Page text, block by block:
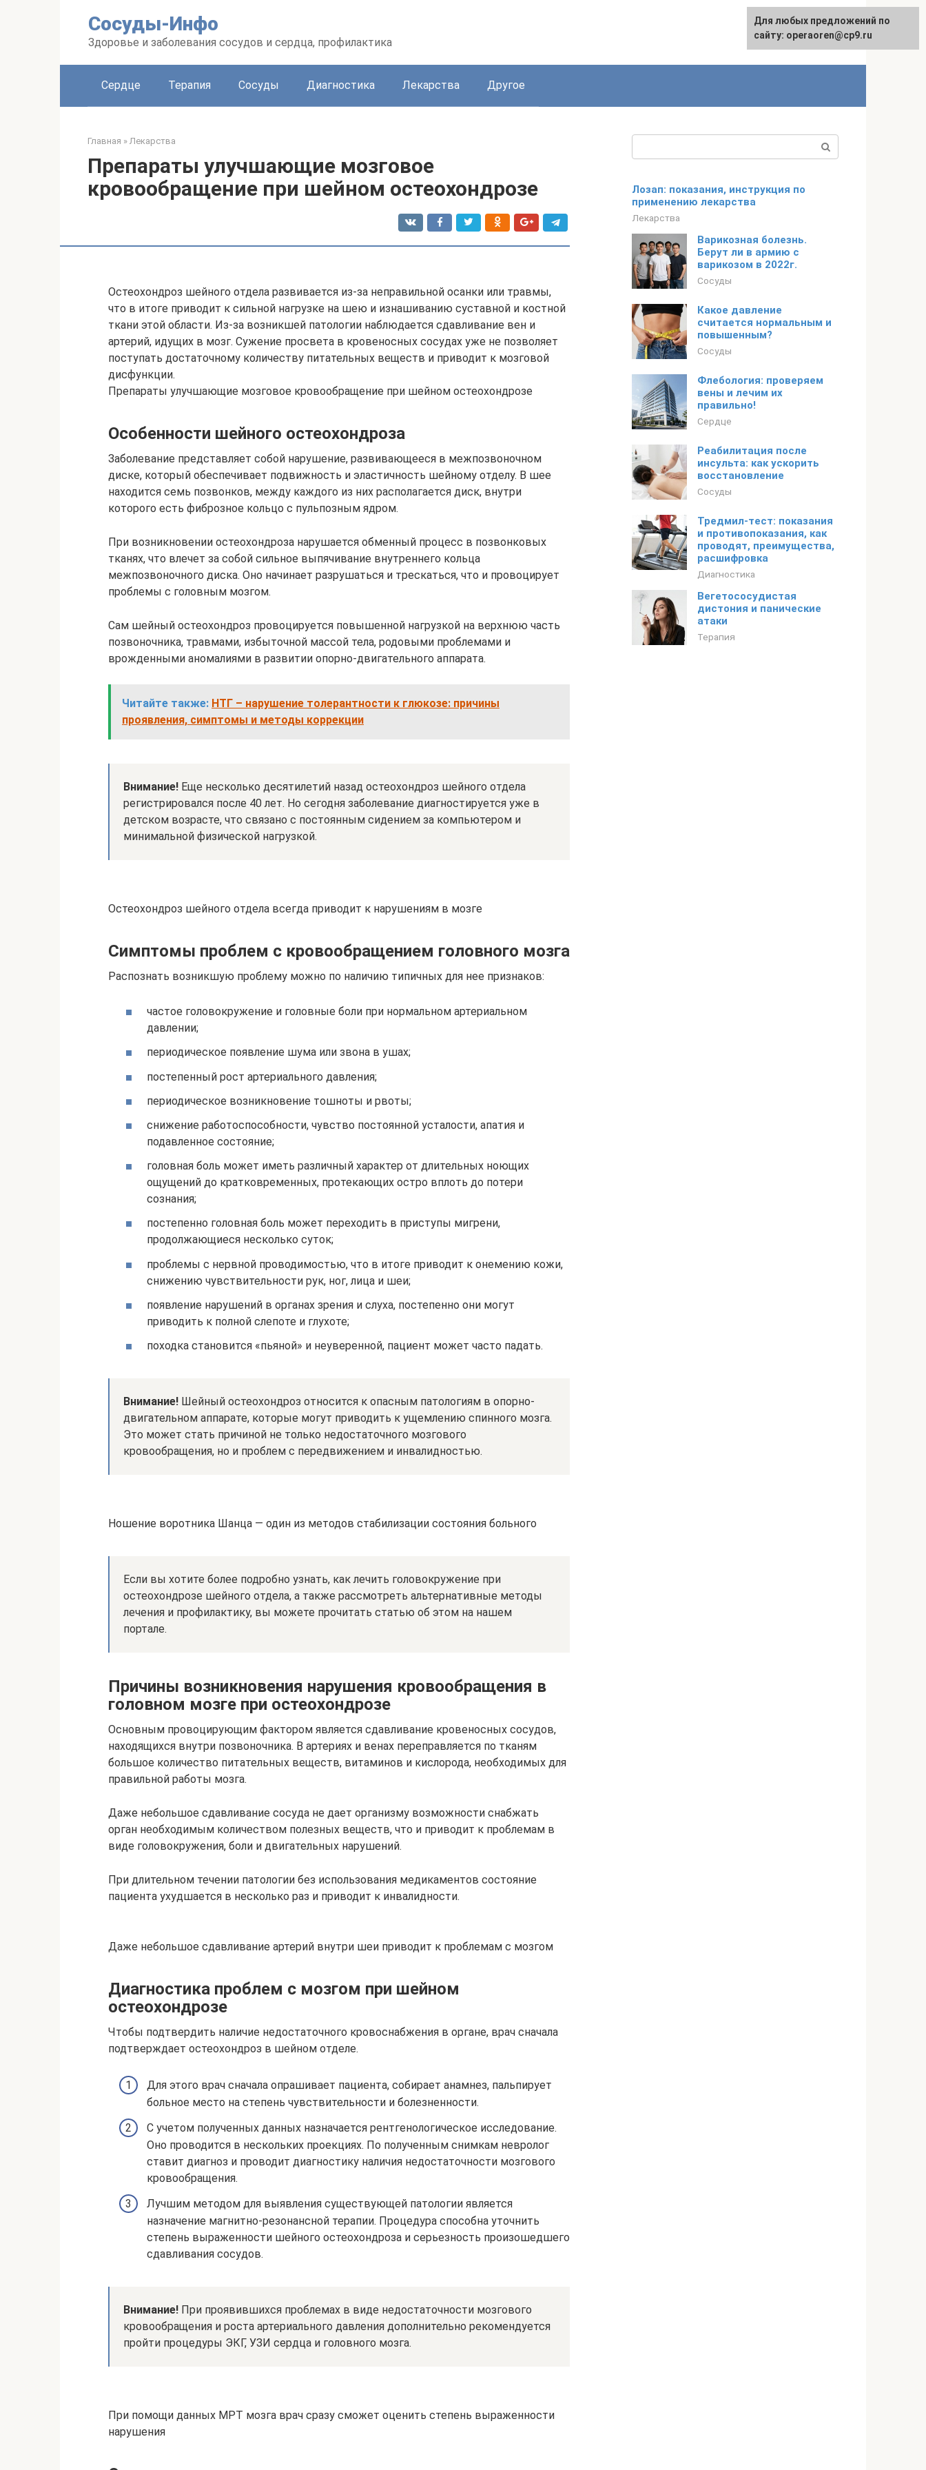
Сосуды-Инфо
Здоровье и заболевания сосудов и сердца, профилактика
Сердце Терапия Сосуды Диагностика Лекарства Другое
Главная » Лекарства
Препараты улучшающие мозговое
кровообращение при шейном остеохондрозе
Остеохондроз шейного отдела развивается из-за неправильной осанки или травмы,
что в итоге приводит к сильной нагрузке на шею и изнашиванию суставной и костной
ткани этой области. Из-за возникшей патологии наблюдается сдавливание вен и
артерий, идущих в мозг. Сужение просвета в кровеносных сосудах уже не позволяет
поступать достаточному количеству питательных веществ и приводит к мозговой
дисфункции.
Препараты улучшающие мозговое кровообращение при шейном остеохондрозе
Особенности шейного остеохондроза
Заболевание представляет собой нарушение, развивающееся в межпозвоночном
диске, который обеспечивает подвижность и эластичность шейному отделу. В шее
находится семь позвонков, между каждого из них располагается диск, внутри
которого есть фиброзное кольцо с пульпозным ядром.
При возникновении остеохондроза нарушается обменный процесс в позвонковых
тканях, что влечет за собой сильное выпячивание внутреннего кольца
межпозвоночного диска. Оно начинает разрушаться и трескаться, что и провоцирует
проблемы с головным мозгом.
Сам шейный остеохондроз провоцируется повышенной нагрузкой на верхнюю часть
позвоночника, травмами, избыточной массой тела, родовыми проблемами и
врожденными аномалиями в развитии опорно-двигательного аппарата.
Читайте также: НТГ – нарушение толерантности к глюкозе: причины
проявления, симптомы и методы коррекции
Внимание! Еще несколько десятилетий назад остеохондроз шейного отдела
регистрировался после 40 лет. Но сегодня заболевание диагностируется уже в
детском возрасте, что связано с постоянным сидением за компьютером и
минимальной физической нагрузкой.
Остеохондроз шейного отдела всегда приводит к нарушениям в мозге
Симптомы проблем с кровообращением головного мозга
Распознать возникшую проблему можно по наличию типичных для нее признаков:
частое головокружение и головные боли при нормальном артериальном
давлении;
периодическое появление шума или звона в ушах;
постепенный рост артериального давления;
периодическое возникновение тошноты и рвоты;
снижение работоспособности, чувство постоянной усталости, апатия и
подавленное состояние;
головная боль может иметь различный характер от длительных ноющих
ощущений до кратковременных, протекающих остро вплоть до потери
сознания;
постепенно головная боль может переходить в приступы мигрени,
продолжающиеся несколько суток;
проблемы с нервной проводимостью, что в итоге приводит к онемению кожи,
снижению чувствительности рук, ног, лица и шеи;
появление нарушений в органах зрения и слуха, постепенно они могут
приводить к полной слепоте и глухоте;
походка становится «пьяной» и неуверенной, пациент может часто падать.
Внимание! Шейный остеохондроз относится к опасным патологиям в опорно-
двигательном аппарате, которые могут приводить к ущемлению спинного мозга.
Это может стать причиной не только недостаточного мозгового
кровообращения, но и проблем с передвижением и инвалидностью.
Ношение воротника Шанца — один из методов стабилизации состояния больного
Если вы хотите более подробно узнать, как лечить головокружение при
остеохондрозе шейного отдела, а также рассмотреть альтернативные методы
лечения и профилактику, вы можете прочитать статью об этом на нашем
портале.
Причины возникновения нарушения кровообращения в
головном мозге при остеохондрозе
Основным провоцирующим фактором является сдавливание кровеносных сосудов,
находящихся внутри позвоночника. В артериях и венах переправляется по тканям
большое количество питательных веществ, витаминов и кислорода, необходимых для
правильной работы мозга.
Даже небольшое сдавливание сосуда не дает организму возможности снабжать
орган необходимым количеством полезных веществ, что и приводит к проблемам в
виде головокружения, боли и двигательных нарушений.
При длительном течении патологии без использования медикаментов состояние
пациента ухудшается в несколько раз и приводит к инвалидности.
Даже небольшое сдавливание артерий внутри шеи приводит к проблемам с мозгом
Диагностика проблем с мозгом при шейном
остеохондрозе
Чтобы подтвердить наличие недостаточного кровоснабжения в органе, врач сначала
подтверждает остеохондроз в шейном отделе.
Для этого врач сначала опрашивает пациента, собирает анамнез, пальпирует
больное место на степень чувствительности и болезненности.
С учетом полученных данных назначается рентгенологическое исследование.
Оно проводится в нескольких проекциях. По полученным снимкам невролог
ставит диагноз и проводит диагностику наличия недостаточности мозгового
кровообращения.
Лучшим методом для выявления существующей патологии является
назначение магнитно-резонансной терапии. Процедура способна уточнить
степень выраженности шейного остеохондроза и серьезность произошедшего
сдавливания сосудов.
Внимание! При проявившихся проблемах в виде недостаточности мозгового
кровообращения и роста артериального давления дополнительно рекомендуется
пройти процедуры ЭКГ, УЗИ сердца и головного мозга.
При помощи данных МРТ мозга врач сразу сможет оценить степень выраженности
нарушения
Лозап: показания, инструкция по
применению лекарства
Лекарства
Варикозная болезнь.
Берут ли в армию с
варикозом в 2022г.
Сосуды
Какое давление
считается нормальным и
повышенным?
Сосуды
Флебология: проверяем
вены и лечим их
правильно!
Сердце
Реабилитация после
инсульта: как ускорить
восстановление
Сосуды
Тредмил-тест: показания
и противопоказания, как
проводят, преимущества,
расшифровка
Диагностика
Вегетососудистая
дистония и панические
атаки
Терапия
Для любых предложений по
сайту: operaoren@cp9.ru